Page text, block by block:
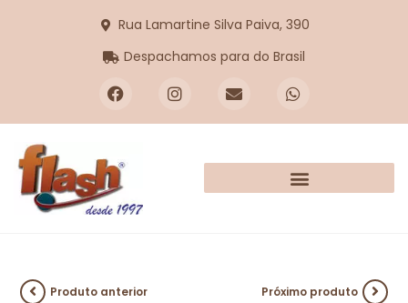
Rua Lamartine Silva Paiva, 390
Despachamos para do Brasil
Produto anterior Próximo produto